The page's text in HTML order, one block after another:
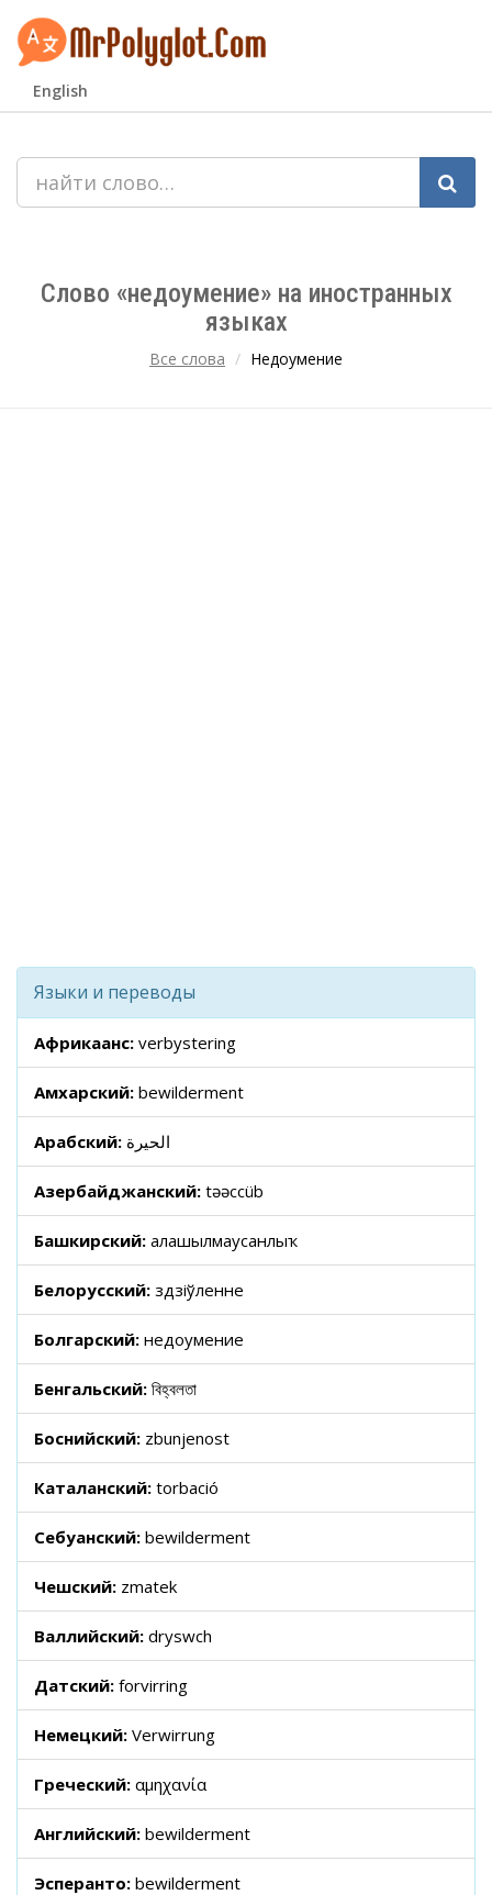
English
Слово «недоумение» на иностранных
языках
Все слова Недоумение
Языки и переводы
Африкаанс: verbystering
Амхарский: bewilderment
Арабский: الحيرة
Азербайджанский: təəccüb
Башкирский: аңлашылмаусанлыҡ
Белорусский: здзіўленне
Болгарский: недоумение
Бенгальский: বিহ্বলতা
Боснийский: zbunjenost
Каталанский: torbació
Себуанский: bewilderment
Чешский: zmatek
Валлийский: dryswch
Датский: forvirring
Немецкий: Verwirrung
Греческий: αμηχανία
Английский: bewilderment
Эсперанто: bewilderment